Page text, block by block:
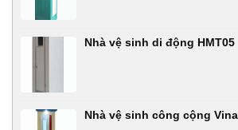
Nhà vệ sinh di động HMT05
Nhà vệ sinh công cộng